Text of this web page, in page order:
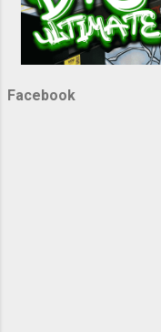
“เสื้อโปโล
เสื้อผ้าจากโ
“สกรีนเทค
Facebook